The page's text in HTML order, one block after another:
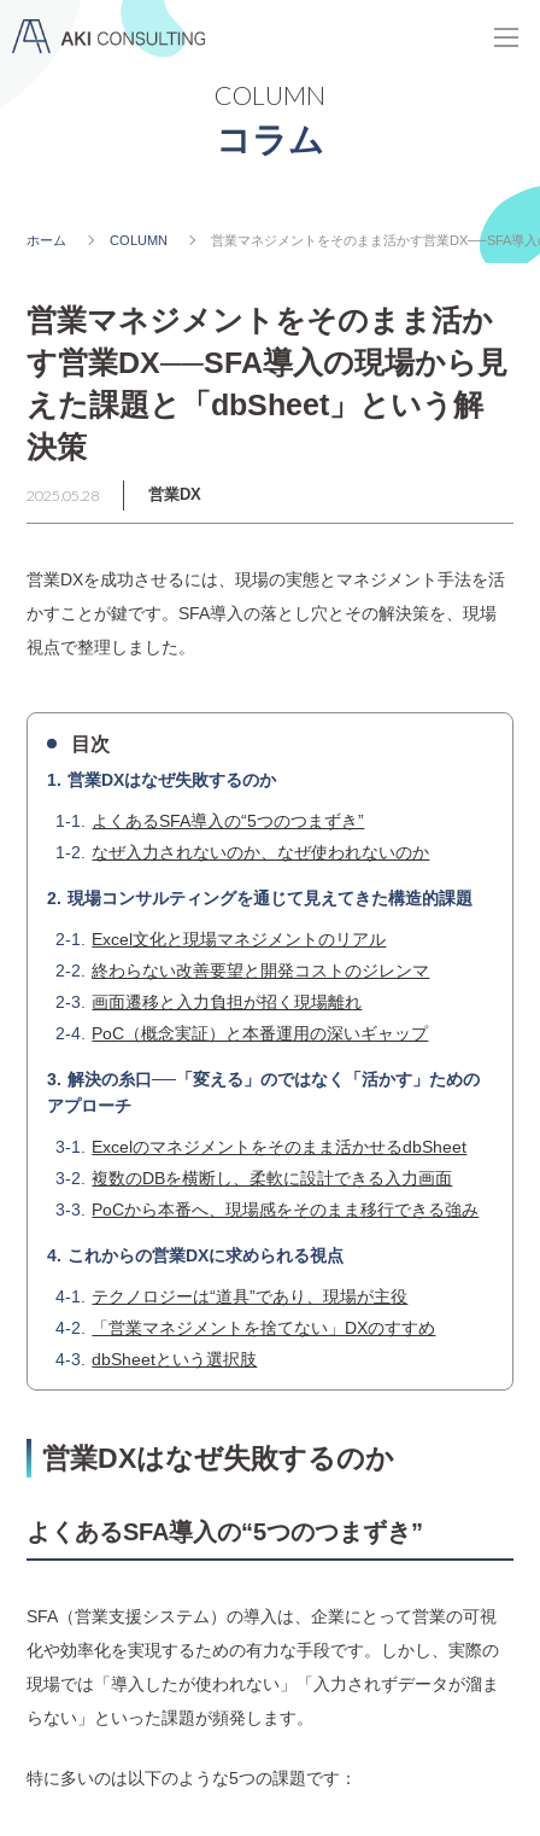
COLUMN
コラム
ホーム COLUMN 営業マネジメントをそのまま活かす営業DX──SFA導
営業マネジメントをそのまま活か
す営業DX──SFA導入の現場から見
えた課題と「dbSheet」という解
決策
2025.05.28 営業DX
営業DXを成功させるには、現場の実態とマネジメント手法を活
かすことが鍵です。SFA導入の落とし穴とその解決策を、現場
視点で整理しました。
目次
営業DXはなぜ失敗するのか
よくあるSFA導入の“5つのつまずき”
なぜ入力されないのか、なぜ使われないのか
現場コンサルティングを通じて見えてきた構造的課題
Excel文化と現場マネジメントのリアル
終わらない改善要望と開発コストのジレンマ
画面遷移と入力負担が招く現場離れ
PoC（概念実証）と本番運用の深いギャップ
解決の糸口──「変える」のではなく「活かす」ための
アプローチ
Excelのマネジメントをそのまま活かせるdbSheet
複数のDBを横断し、柔軟に設計できる入力画面
PoCから本番へ、現場感をそのまま移行できる強み
これからの営業DXに求められる視点
テクノロジーは“道具”であり、現場が主役
「営業マネジメントを捨てない」DXのすすめ
dbSheetという選択肢
営業DXはなぜ失敗するのか
よくあるSFA導入の“5つのつまずき”
SFA（営業支援システム）の導入は、企業にとって営業の可視
化や効率化を実現するための有力な手段です。しかし、実際の
現場では「導入したが使われない」「入力されずデータが溜ま
らない」といった課題が頻発します。
特に多いのは以下のような5つの課題です：